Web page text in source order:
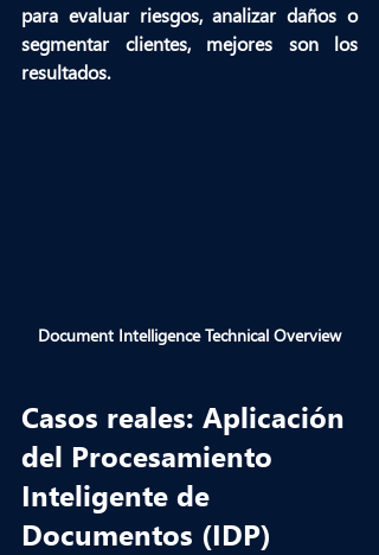
para evaluar riesgos, analizar daños o
segmentar clientes, mejores son los
resultados.
Document Intelligence Technical Overview
Casos reales: Aplicación
del Procesamiento
Inteligente de
Documentos (IDP)